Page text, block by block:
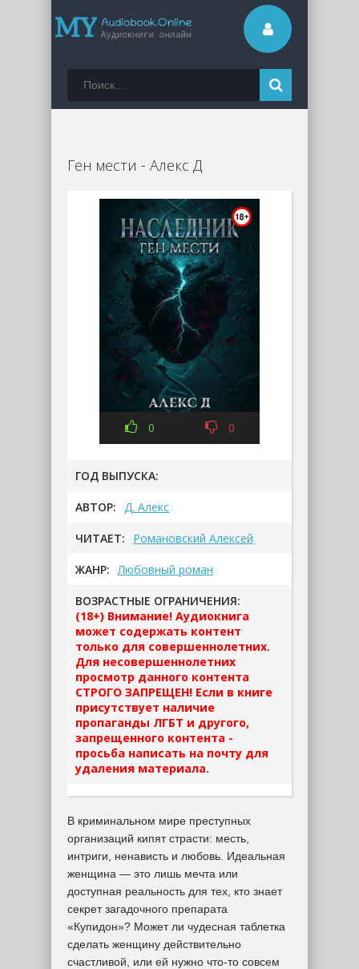
Ген мести - Алекс Д
0 0
ГОД ВЫПУСКА:
АВТОР: Д. Алекс
ЧИТАЕТ: Романовский Алексей
ЖАНР: Любовный роман
ВОЗРАСТНЫЕ ОГРАНИЧЕНИЯ:
(18+) Внимание! Аудиокнига
может содержать контент
только для совершеннолетних.
Для несовершеннолетних
просмотр данного контента
СТРОГО ЗАПРЕЩЕН! Если в книге
присутствует наличие
пропаганды ЛГБТ и другого,
запрещенного контента -
просьба написать на почту для
удаления материала.
В криминальном мире преступных
организаций кипят страсти: месть,
интриги, ненависть и любовь. Идеальная
женщина — это лишь мечта или
доступная реальность для тех, кто знает
секрет загадочного препарата
«Купидон»? Может ли чудесная таблетка
сделать женщину действительно
счастливой, или ей нужно что-то совсем